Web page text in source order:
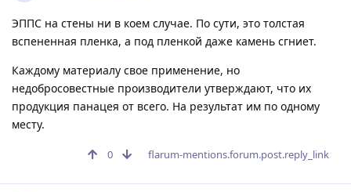
ЭППС на стены ни в коем случае. По сути, это толстая
вспененная пленка, а под пленкой даже камень сгниет.
Каждому материалу свое применение, но
недобросовестные производители утверждают, что их
продукция панацея от всего. На результат им по одному
месту.
0 flarum-mentions.forum.post.reply_link